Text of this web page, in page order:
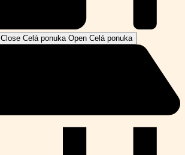
Close Celá ponuka Open Celá ponuka